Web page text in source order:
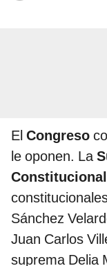
El Congreso
le oponen. La
Sánchez
Juan Carlos
suprema Delia